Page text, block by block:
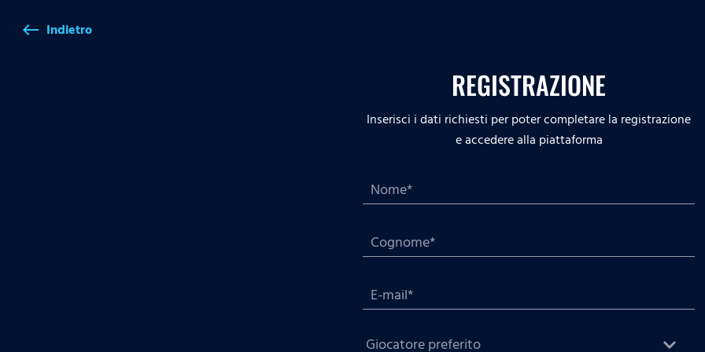
west Indietro
REGISTRAZIONE
Inserisci i dati richiesti per poter completare la registrazione
e accedere alla piattaforma